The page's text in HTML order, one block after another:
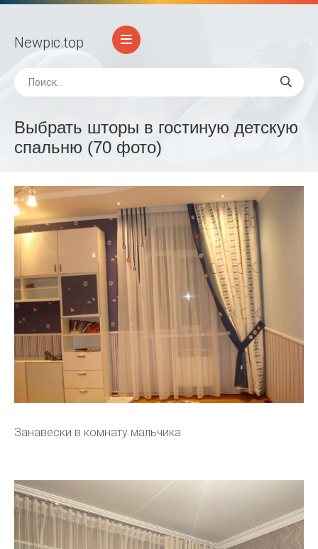
Newpic.top
Выбрать шторы в гостиную детскую
спальню (70 фото)
Занавески в комнату мальчика